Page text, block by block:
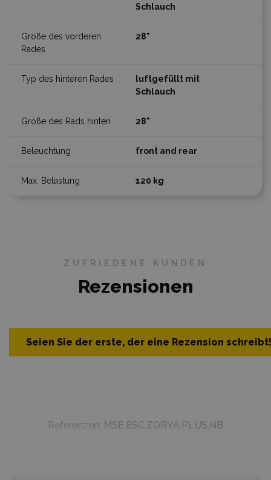
Schlauch
28"
luftgefüllt mit
Schlauch
28"
front and rear
120 kg
ZUFRIEDENE KUNDEN
Rezensionen
Seien Sie der erste, der eine Rezension schreibt!
Referenzen: MSE.ESC.ZORYA.PLUS.NB